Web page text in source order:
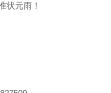
状元雨！